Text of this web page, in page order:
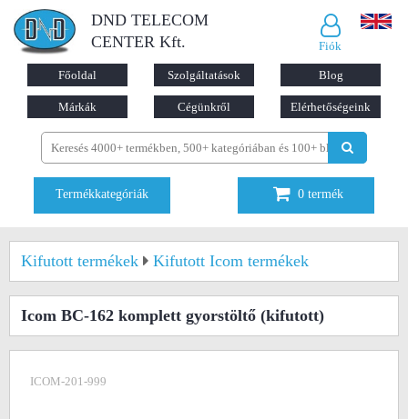
DND TELECOM
CENTER Kft.
Fiók
Főoldal Szolgáltatások Blog
Márkák Cégünkről Elérhetőségeink
Termékkategóriák 0 termék
Kifutott termékek Kifutott Icom termékek
Icom BC-162 komplett gyorstöltő (kifutott)
ICOM-201-999